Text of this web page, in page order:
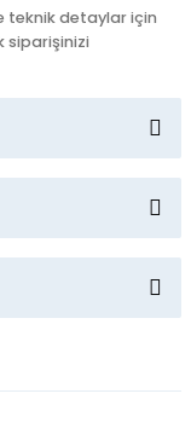
teknik detaylar için
siparişinizi